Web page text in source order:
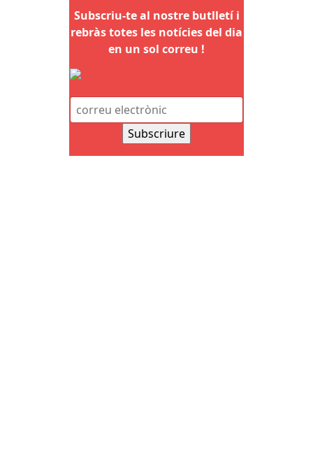
Subscriu-te al nostre butlletí i
rebràs totes les notícies del dia
en un sol correu !